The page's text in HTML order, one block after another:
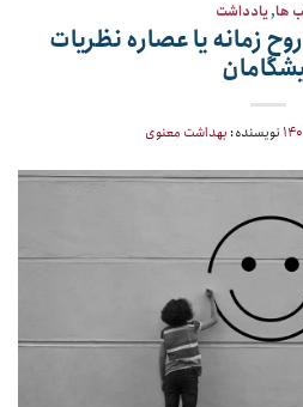
ها,یادداشت
زمانه یا عصاره نظریات
۰۵ نویسنده: بهداشت معنوی